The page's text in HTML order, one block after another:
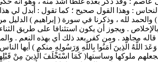
: وهذا القول صحيح ؛ كما تقول : أبدل لي
لله ، وذكرنا في سورة ( إبراهيم )
. ويجوز أن يكون استئنافا على طريق
مجاهد . ومن كفر بعد ذلك أي بهذه النعم .
اللَّهُ الَّذِينَ آمَنُوا بِاللَّهِ وَرَسُولِهِ منكم ) أيها
ملوكها وساستها( كَمَا اسْتَخْلَفَ الَّذِينَ مِنْ